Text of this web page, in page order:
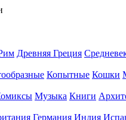
Древняя Греция
Копытные Кошки
Музыка Книги
Германия Индия